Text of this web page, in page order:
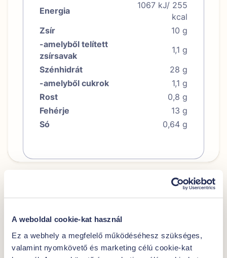
A weboldal cookie-kat használ
Ez a webhely a megfelelő működéséhesz szükséges,
valamint nyomkövető és marketing célú cookie-kat
Energia
1067 kJ/ 255
kcal
Zsír
10 g
-amelyből telített
zsírsavak
1,1 g
Szénhidrát
28 g
-amelyből cukrok
1,1 g
Rost
0,8 g
Fehérje
13 g
Só
0,64 g
További javaslataink